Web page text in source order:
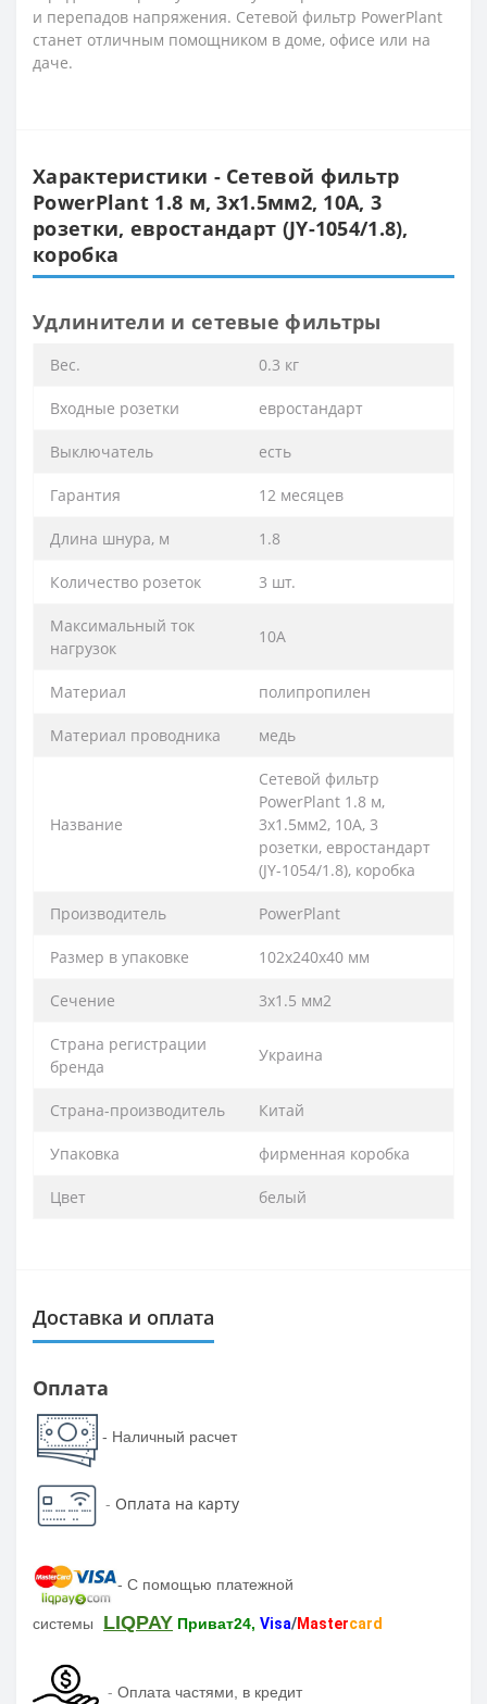
и перепадов напряжения. Сетевой фильтр PowerPlant
станет отличным помощником в доме, офисе или на
даче.
Характеристики - Сетевой фильтр
PowerPlant 1.8 м, 3x1.5мм2, 10А, 3
розетки, евростандарт (JY-1054/1.8),
коробка
Удлинители и сетевые фильтры
Вес. 0.3 кг
Входные розетки евростандарт
Выключатель есть
Гарантия 12 месяцев
Длина шнура, м 1.8
Количество розеток 3 шт.
Максимальный ток
нагрузок
10А
Материал полипропилен
Материал проводника медь
Название
Сетевой фильтр
PowerPlant 1.8 м,
3x1.5мм2, 10А, 3
розетки, евростандарт
(JY-1054/1.8), коробка
Производитель PowerPlant
Размер в упаковке 102х240х40 мм
Сечение 3х1.5 мм2
Страна регистрации
бренда
Украина
Страна-производитель Китай
Упаковка фирменная коробка
Цвет белый
Доставка и оплата
Оплата
- Наличный расчет
- Оплата на карту
- С помощью платежной
системы LIQPAY Приват24, Visa/Mastercard
- Оплата частями, в кредит